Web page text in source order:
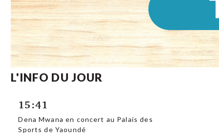
L'INFO DU JOUR
15:41
Dena Mwana en concert au Palais des
Sports de Yaoundé